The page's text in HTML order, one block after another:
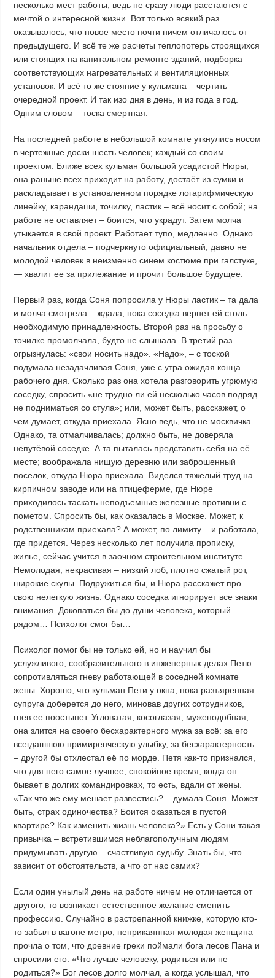
несколько мест работы, ведь не сразу люди расстаются с
мечтой о интересной жизни. Вот только всякий раз
оказывалось, что новое место почти ничем отличалось от
предыдущего. И всё те же расчеты теплопотерь строящихся
или стоящих на капитальном ремонте зданий, подборка
соответствующих нагревательных и вентиляционных
установок. И всё то же стояние у кульмана – чертить
очередной проект. И так изо дня в день, и из года в год.
Одним словом – тоска смертная.
На последней работе в небольшой комнате уткнулись носом
в чертежные доски шесть человек; каждый со своим
проектом. Ближе всех кульман большой усадистой Нюры;
она раньше всех приходит на работу, достаёт из сумки и
раскладывает в установленном порядке логарифмическую
линейку, карандаши, точилку, ластик – всё носит с собой; на
работе не оставляет – боится, что украдут. Затем молча
утыкается в свой проект. Работает тупо, медленно. Однако
начальник отдела – подчеркнуто официальный, давно не
молодой человек в неизменно синем костюме при галстуке,
— хвалит ее за прилежание и прочит большое будущее.
Первый раз, когда Соня попросила у Нюры ластик – та дала
и молча смотрела – ждала, пока соседка вернет ей столь
необходимую принадлежность. Второй раз на просьбу о
точилке промолчала, будто не слышала. В третий раз
огрызнулась: «свои носить надо». «Надо», – с тоской
подумала незадачливая Соня, уже с утра ожидая конца
рабочего дня. Сколько раз она хотела разговорить угрюмую
соседку, спросить «не трудно ли ей несколько часов подряд
не подниматься со стула»; или, может быть, расскажет, о
чем думает, откуда приехала. Ясно ведь, что не москвичка.
Однако, та отмалчивалась; должно быть, не доверяла
непутёвой соседке. А та пыталась представить себя на её
месте; воображала нищую деревню или заброшенный
поселок, откуда Нюра приехала. Виделся тяжелый труд на
кирпичном заводе или на птицеферме, где Нюре
приходилось таскать неподъемные железные противни с
пометом. Спросить бы, как оказалась в Москве. Может, к
родственникам приехала? А может, по лимиту – и работала,
где придется. Через несколько лет получила прописку,
жилье, сейчас учится в заочном строительном институте.
Немолодая, некрасивая – низкий лоб, плотно сжатый рот,
широкие скулы. Подружиться бы, и Нюра расскажет про
свою нелегкую жизнь. Однако соседка игнорирует все знаки
внимания. Докопаться бы до души человека, который
рядом… Психолог смог бы…
Психолог помог бы не только ей, но и научил бы
услужливого, сообразительного в инженерных делах Петю
сопротивляться гневу работающей в соседней комнате
жены. Хорошо, что кульман Пети у окна, пока разъяренная
супруга доберется до него, миновав других сотрудников,
гнев ее поостынет. Угловатая, косоглазая, мужеподобная,
она злится на своего бесхарактерного мужа за всё: за его
всегдашнюю примиренческую улыбку, за бесхарактерность
– другой бы отхлестал её по морде. Петя как-то признался,
что для него самое лучшее, спокойное время, когда он
бывает в долгих командировках, то есть, вдали от жены.
«Так что же ему мешает развестись? – думала Соня. Может
быть, страх одиночества? Боится оказаться в пустой
квартире? Как изменить жизнь человека?» Есть у Сони такая
привычка – встретившимся неблагополучным людям
придумывать другую – счастливую судьбу. Знать бы, что
зависит от обстоятельств, а что от нас самих?
Если один унылый день на работе ничем не отличается от
другого, то возникает естественное желание сменить
профессию. Случайно в растрепанной книжке, которую кто-
то забыл в вагоне метро, неприкаянная молодая женщина
прочла о том, что древние греки поймали бога лесов Пана и
спросили его: «Что лучше человеку, родиться или не
родиться?» Бог лесов долго молчал, а когда услышал, что